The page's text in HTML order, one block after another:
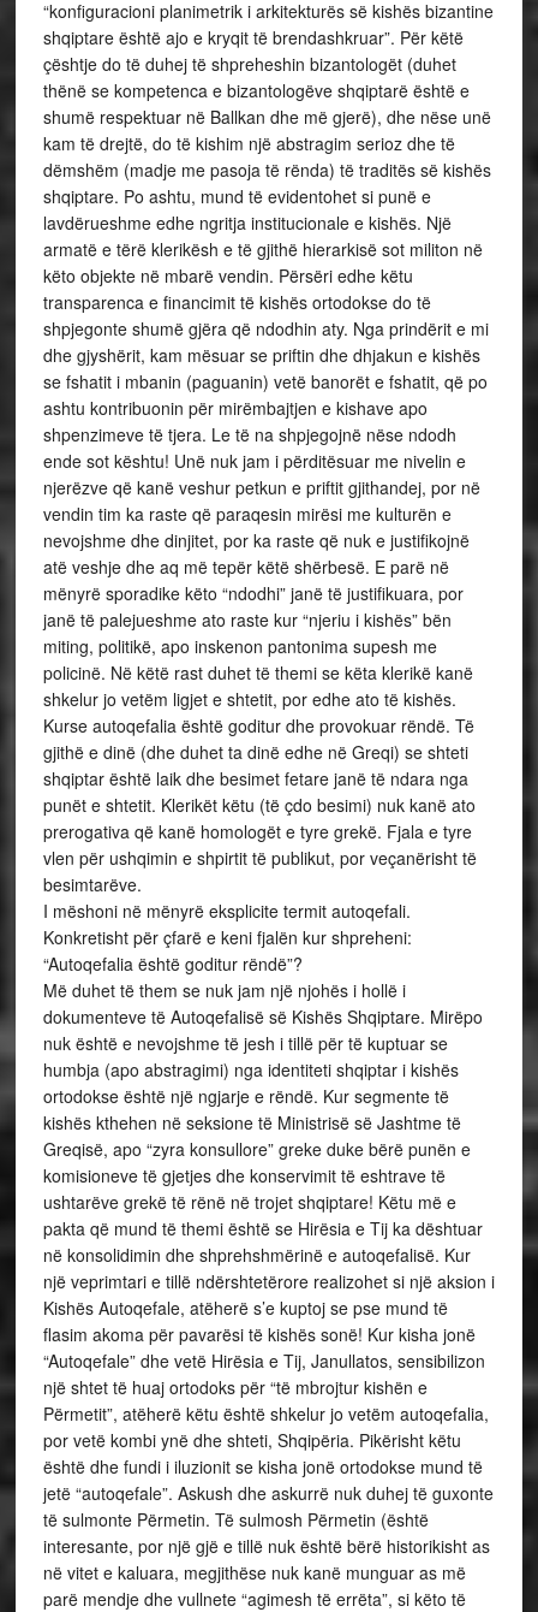
“konfiguracioni planimetrik i arkitekturës së kishës bizantine
shqiptare është ajo e kryqit të brendashkruar”. Për këtë
çështje do të duhej të shpreheshin bizantologët (duhet
thënë se kompetenca e bizantologëve shqiptarë është e
shumë respektuar në Ballkan dhe më gjerë), dhe nëse unë
kam të drejtë, do të kishim një abstragim serioz dhe të
dëmshëm (madje me pasoja të rënda) të traditës së kishës
shqiptare. Po ashtu, mund të evidentohet si punë e
lavdërueshme edhe ngritja institucionale e kishës. Një
armatë e tërë klerikësh e të gjithë hierarkisë sot militon në
këto objekte në mbarë vendin. Përsëri edhe këtu
transparenca e financimit të kishës ortodokse do të
shpjegonte shumë gjëra që ndodhin aty. Nga prindërit e mi
dhe gjyshërit, kam mësuar se priftin dhe dhjakun e kishës
se fshatit i mbanin (paguanin) vetë banorët e fshatit, që po
ashtu kontribuonin për mirëmbajtjen e kishave apo
shpenzimeve të tjera. Le të na shpjegojnë nëse ndodh
ende sot kështu! Unë nuk jam i përditësuar me nivelin e
njerëzve që kanë veshur petkun e priftit gjithandej, por në
vendin tim ka raste që paraqesin mirësi me kulturën e
nevojshme dhe dinjitet, por ka raste që nuk e justifikojnë
atë veshje dhe aq më tepër këtë shërbesë. E parë në
mënyrë sporadike këto “ndodhi” janë të justifikuara, por
janë të palejueshme ato raste kur “njeriu i kishës” bën
miting, politikë, apo inskenon pantonima supesh me
policinë. Në këtë rast duhet të themi se këta klerikë kanë
shkelur jo vetëm ligjet e shtetit, por edhe ato të kishës.
Kurse autoqefalia është goditur dhe provokuar rëndë. Të
gjithë e dinë (dhe duhet ta dinë edhe në Greqi) se shteti
shqiptar është laik dhe besimet fetare janë të ndara nga
punët e shtetit. Klerikët këtu (të çdo besimi) nuk kanë ato
prerogativa që kanë homologët e tyre grekë. Fjala e tyre
vlen për ushqimin e shpirtit të publikut, por veçanërisht të
besimtarëve.
I mëshoni në mënyrë eksplicite termit autoqefali.
Konkretisht për çfarë e keni fjalën kur shpreheni:
“Autoqefalia është goditur rëndë”?
Më duhet të them se nuk jam një njohës i hollë i
dokumenteve të Autoqefalisë së Kishës Shqiptare. Mirëpo
nuk është e nevojshme të jesh i tillë për të kuptuar se
humbja (apo abstragimi) nga identiteti shqiptar i kishës
ortodokse është një ngjarje e rëndë. Kur segmente të
kishës kthehen në seksione të Ministrisë së Jashtme të
Greqisë, apo “zyra konsullore” greke duke bërë punën e
komisioneve të gjetjes dhe konservimit të eshtrave të
ushtarëve grekë të rënë në trojet shqiptare! Këtu më e
pakta që mund të themi është se Hirësia e Tij ka dështuar
në konsolidimin dhe shprehshmërinë e autoqefalisë. Kur
një veprimtari e tillë ndërshtetërore realizohet si një aksion i
Kishës Autoqefale, atëherë s’e kuptoj se pse mund të
flasim akoma për pavarësi të kishës sonë! Kur kisha jonë
“Autoqefale” dhe vetë Hirësia e Tij, Janullatos, sensibilizon
një shtet të huaj ortodoks për “të mbrojtur kishën e
Përmetit”, atëherë këtu është shkelur jo vetëm autoqefalia,
por vetë kombi ynë dhe shteti, Shqipëria. Pikërisht këtu
është dhe fundi i iluzionit se kisha jonë ortodokse mund të
jetë “autoqefale”. Askush dhe askurrë nuk duhej të guxonte
të sulmonte Përmetin. Të sulmosh Përmetin (është
interesante, por një gjë e tillë nuk është bërë historikisht as
në vitet e kaluara, megjithëse nuk kanë munguar as më
parë mendje dhe vullnete “agimesh të errëta”, si këto të